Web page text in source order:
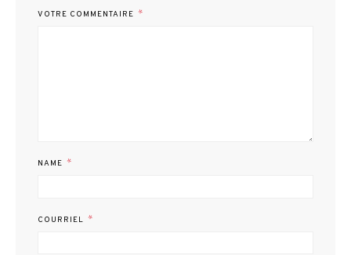
VOTRE COMMENTAIRE *
NAME *
COURRIEL *